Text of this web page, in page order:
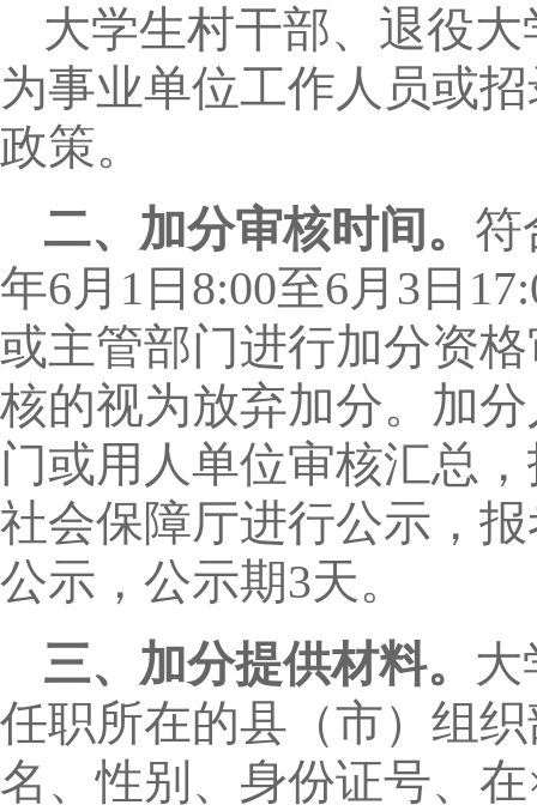
大学生村干部、退役
为事业单位工作人员或
政策。
二、加分审核时间。 符
年6月1日8:00至6月3日
或主管部门进行加分资
核的视为放弃加分。加
门或用人单位审核汇总
社会保障厅进行公示，
公示，公示期3天。
三、加分提供材料。
任职所在的县（市）组
名、性别、身份证号、